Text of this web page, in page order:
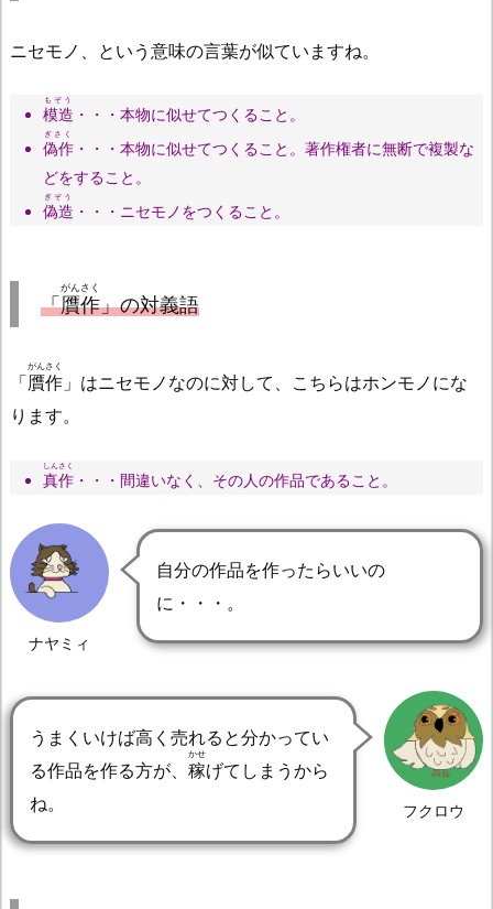
ニセモノ、という意味の言葉が似ていますね。
模造
もぞう
・・・本物に似せてつくること。
偽作
ぎさく
・・・本物に似せてつくること。著作権者に無断で複製な
どをすること。
偽造
ぎぞう
・・・ニセモノをつくること。
「贋作
がんさく
」の対義語
「贋作
がんさく
」はニセモノなのに対して、こちらはホンモノにな
ります。
真作
しんさく
・・・間違いなく、その人の作品であること。
ナヤミィ
自分の作品を作ったらいいの
に・・・。
フクロウ
うまくいけば高く売れると分かってい
る作品を作る方が、 稼
かせ
げてしまうから
ね。